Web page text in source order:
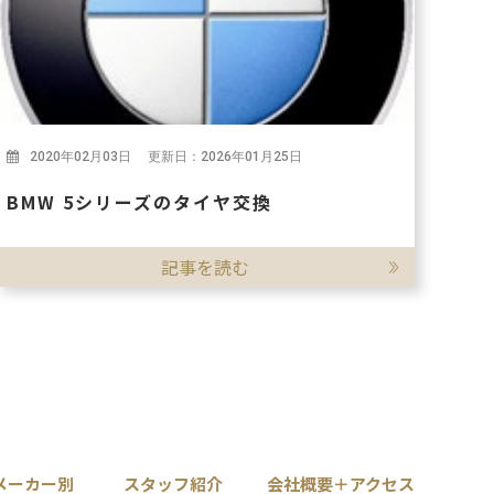
2020年02月03日 更新日：2026年01月25日
BMW 5シリーズのタイヤ交換
記事を読む
ーカー別 スタッフ紹介 会社概要＋アクセス